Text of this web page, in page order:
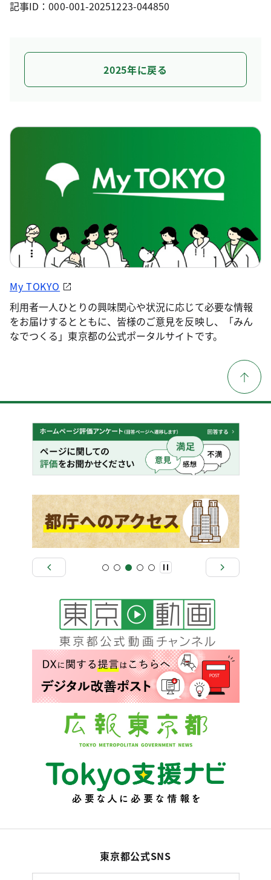
記事ID：000-001-20251223-044850
2025年に戻る
My TOKYO
利用者一人ひとりの興味関心や状況に応じて必要な情報
をお届けするとともに、皆様のご意見を反映し、「みん
なでつくる」東京都の公式ポータルサイトです。
東京都公式SNS